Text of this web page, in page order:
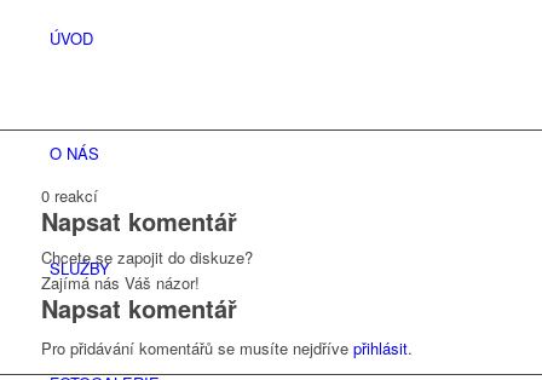
ÚVOD
O NÁS
SLUŽBY
0 reakcí
Napsat komentář
Chcete se zapojit do diskuze?
Zajímá nás Váš názor!
Napsat komentář
Pro přidávání komentářů se musíte nejdříve přihlásit.